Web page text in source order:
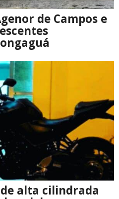
de Campos e
alta cilindrada